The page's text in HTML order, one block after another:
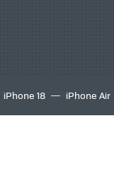
iPhone 18 iPhone Air